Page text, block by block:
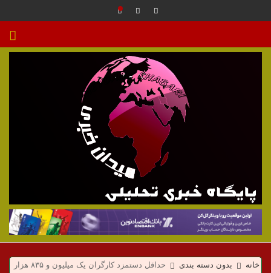
م
ی
خانه بدون دسته بندی
حداقل دستمزد کارگران یک میلیون و ۸۳۵ هزار